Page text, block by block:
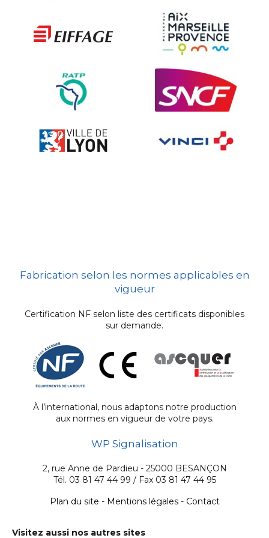
Les techniques de dissuasion
Ville fleurie, village fleuri
Signalisation embarquée
Fabrication selon les normes applicables en
vigueur
Certification NF selon liste des certificats disponibles
sur demande.
À l’international, nous adaptons notre production
aux normes en vigueur de votre pays.
WP Signalisation
2, rue Anne de Pardieu - 25000 BESANÇON
Tél. 03 81 47 44 99 / Fax 03 81 47 44 95
Plan du site - Mentions légales- Contact
Visitez aussi nos autres sites